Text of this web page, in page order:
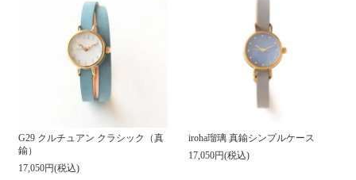
G29 クルチュアン クラシック（真
鍮）
17,050円(税込)
iroha瑠璃 真鍮シンプルケース
17,050円(税込)